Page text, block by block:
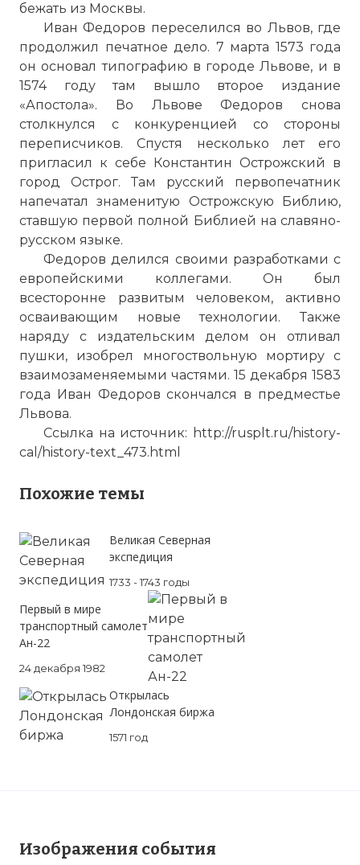
бежать из Москвы.
Иван Федоров переселился во Львов, где
продолжил печатное дело. 7 марта 1573 года
он основал типографию в городе Львове, и в
1574 году там вышло второе издание
«Апостола». Во Львове Федоров снова
столкнулся с конкуренцией со стороны
переписчиков. Спустя несколько лет его
пригласил к себе Константин Острожский в
город Острог. Там русский первопечатник
напечатал знаменитую Острожскую Библию,
ставшую первой полной Библией на славяно-
русском языке.
Федоров делился своими разработками с
европейскими коллегами. Он был
всесторонне развитым человеком, активно
осваивающим новые технологии. Также
наряду с издательским делом он отливал
пушки, изобрел многоствольную мортиру с
взаимозаменяемыми частями. 15 декабря 1583
года Иван Федоров скончался в предместье
Львова.
Ссылка на источник: http://rusplt.ru/history-
cal/history-text_473.html
Похожие темы
Великая Северная
экспедиция
1733 - 1743 годы
Первый в мире
транспортный самолет
Ан-22
24 декабря 1982
Открылась
Лондонская биржа
1571 год
Изображения события